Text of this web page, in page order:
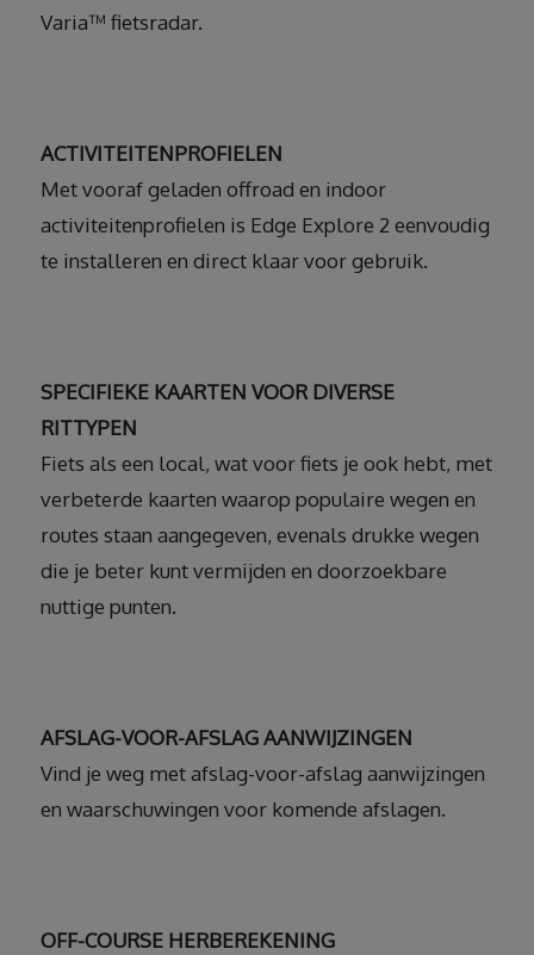
Varia™ fietsradar.
ACTIVITEITENPROFIELEN
Met vooraf geladen offroad en indoor
activiteitenprofielen is Edge Explore 2 eenvoudig
te installeren en direct klaar voor gebruik.
SPECIFIEKE KAARTEN VOOR DIVERSE
RITTYPEN
Fiets als een local, wat voor fiets je ook hebt, met
verbeterde kaarten waarop populaire wegen en
routes staan aangegeven, evenals drukke wegen
die je beter kunt vermijden en doorzoekbare
nuttige punten.
AFSLAG-VOOR-AFSLAG AANWIJZINGEN
Vind je weg met afslag-voor-afslag aanwijzingen
en waarschuwingen voor komende afslagen.
OFF-COURSE HERBEREKENING